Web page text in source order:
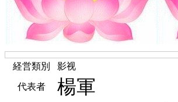
経営類別 影视
代表者 楊軍